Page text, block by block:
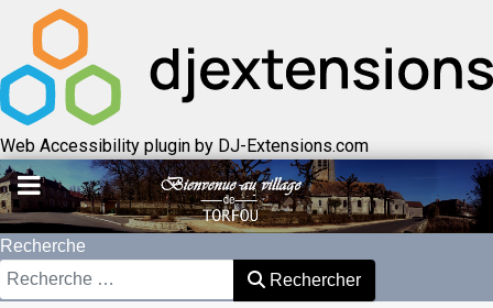
Web Accessibility plugin by DJ-Extensions.com
Recherche
Rechercher